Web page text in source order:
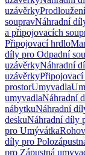
uzávěrky
soupravNáhradní
a připojovacích
Připojovací hrdlo
díly pro Odpadní
uzávěrkyNáhradní
uzávěrky
prostorUmyvadla
umyvadlaNáhradní
nábytkuNáhradní
deskuNáhradní díly
pro Umývátka
díly pro
pro Zápustná